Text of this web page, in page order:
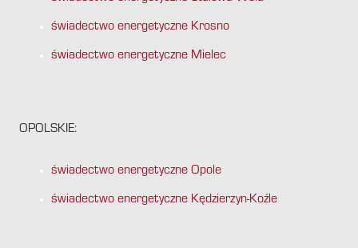
świadectwo energetyczne Krosno
świadectwo energetyczne Mielec
OPOLSKIE:
świadectwo energetyczne Opole
świadectwo energetyczne Kędzierzyn-Koźle